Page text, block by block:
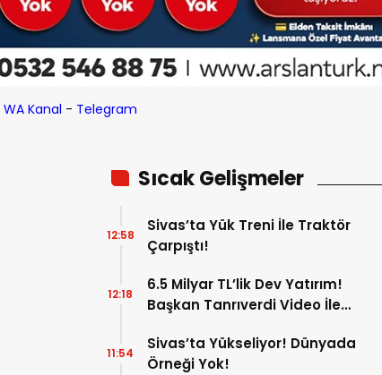
WA Kanal - Telegram
Sıcak Gelişmeler
Sivas’ta Yük Treni İle Traktör
Çarpıştı!
12:58
6.5 Milyar TL’lik Dev Yatırım!
Başkan Tanrıverdi Video İle
12:18
Sivas’ta Yükseliyor! Dünyada
Örneği Yok!
11:54